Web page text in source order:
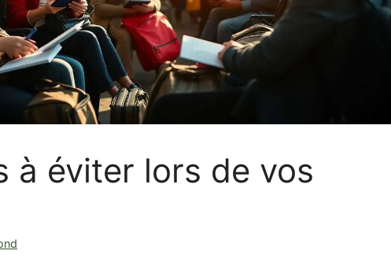
à éviter lors de vos